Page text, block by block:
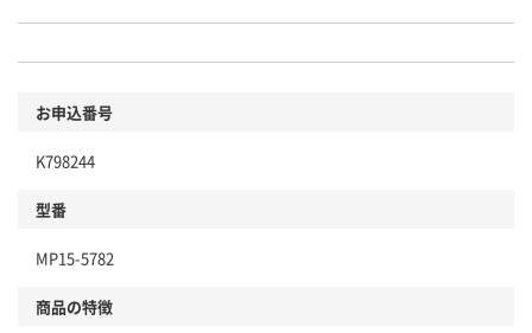
お申込番号
K798244
型番
MP15-5782
商品の特徴